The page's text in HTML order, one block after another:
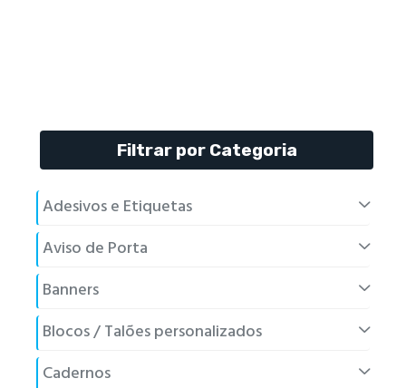
Filtrar por Categoria
Adesivos e Etiquetas
Aviso de Porta
Banners
Blocos / Talões personalizados
Cadernos